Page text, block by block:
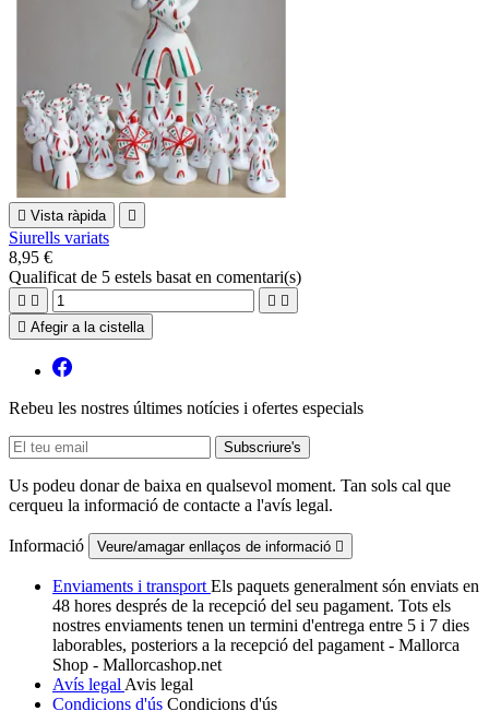
 Vista ràpida 
Siurells variats
8,95 €
Qualificat de 5 estels basat en comentari(s)
   
 Afegir a la cistella
Rebeu les nostres últimes notícies i ofertes especials
Us podeu donar de baixa en qualsevol moment. Tan sols cal que
cerqueu la informació de contacte a l'avís legal.
Informació Veure/amagar enllaços de informació 
Enviaments i transport Els paquets generalment són enviats en
48 hores després de la recepció del seu pagament. Tots els
nostres enviaments tenen un termini d'entrega entre 5 i 7 dies
laborables, posteriors a la recepció del pagament - Mallorca
Shop - Mallorcashop.net
Avís legal Avis legal
Condicions d'ús Condicions d'ús